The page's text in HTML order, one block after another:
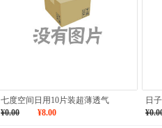
七度空间日用10片装超薄透气
¥0.00
¥8.00
日